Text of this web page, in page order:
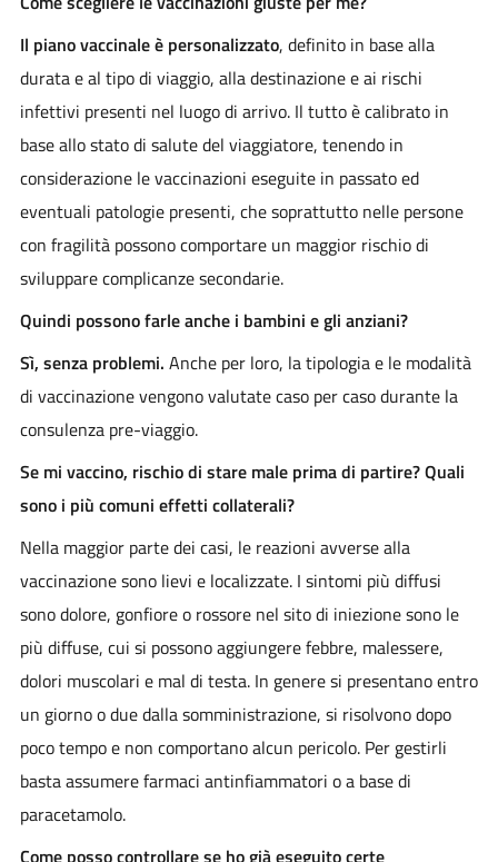
Il piano vaccinale è personalizzato, definito in base alla
durata e al tipo di viaggio, alla destinazione e ai rischi
infettivi presenti nel luogo di arrivo. Il tutto è calibrato in
base allo stato di salute del viaggiatore, tenendo in
considerazione le vaccinazioni eseguite in passato ed
eventuali patologie presenti, che soprattutto nelle persone
con fragilità possono comportare un maggior rischio di
sviluppare complicanze secondarie.
Quindi possono farle anche i bambini e gli anziani?
Sì, senza problemi. Anche per loro, la tipologia e le modalità
di vaccinazione vengono valutate caso per caso durante la
consulenza pre-viaggio.
Se mi vaccino, rischio di stare male prima di partire? Quali
sono i più comuni effetti collaterali?
Nella maggior parte dei casi, le reazioni avverse alla
vaccinazione sono lievi e localizzate. I sintomi più diffusi
sono dolore, gonfiore o rossore nel sito di iniezione sono le
più diffuse, cui si possono aggiungere febbre, malessere,
dolori muscolari e mal di testa. In genere si presentano entro
un giorno o due dalla somministrazione, si risolvono dopo
poco tempo e non comportano alcun pericolo. Per gestirli
basta assumere farmaci antinfiammatori o a base di
paracetamolo.
Come posso controllare se ho già eseguito certe